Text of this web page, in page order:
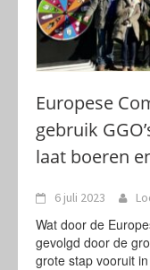
Europese
gebruik
laat boeren
6 juli 2023
Wat door de
gevolgd door de
grote stap vooruit